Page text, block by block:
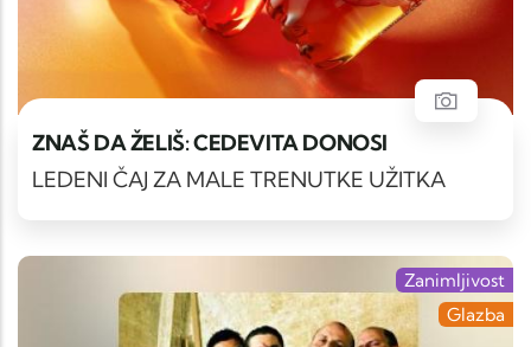
ZNAŠ DA ŽELIŠ: CEDEVITA DONOSI
LEDENI ČAJ ZA MALE TRENUTKE UŽITKA
Zanimljivost
Glazba